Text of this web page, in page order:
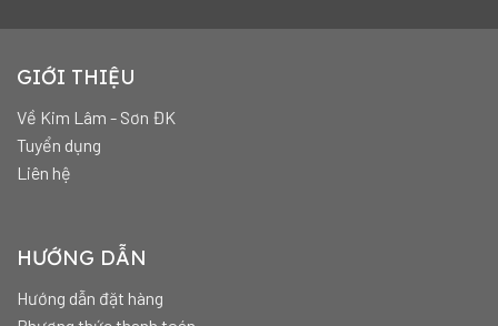
GIỚI THIỆU
Về Kim Lâm - Sơn ĐK
Tuyển dụng
Liên hệ
HƯỚNG DẪN
Hướng dẫn đặt hàng